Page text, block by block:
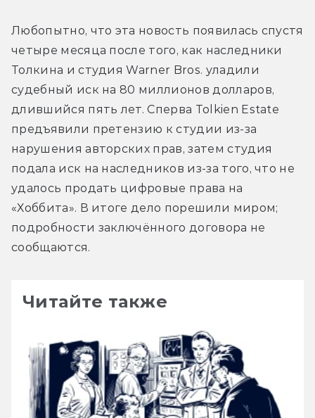
Любопытно, что эта новость появилась спустя
четыре месяца после того, как наследники
Толкина и студия Warner Bros. уладили
судебный иск на 80 миллионов долларов,
длившийся пять лет. Сперва Tolkien Estate
предъявили претензию к студии из-за
нарушения авторских прав, затем студия
подала иск на наследников из-за того, что не
удалось продать цифровые права на
«Хоббита». В итоге дело порешили миром;
подробности заключённого договора не
сообщаются.
Читайте также